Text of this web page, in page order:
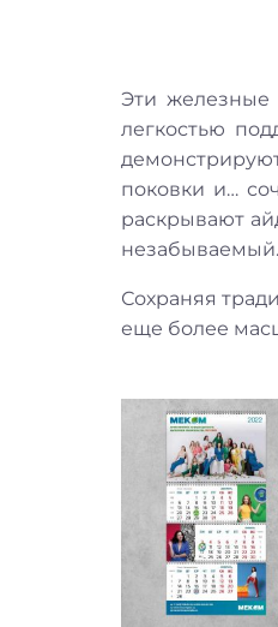
Эти железные
легкостью
поковки и…
раскрывают
Сохраняя
еще более